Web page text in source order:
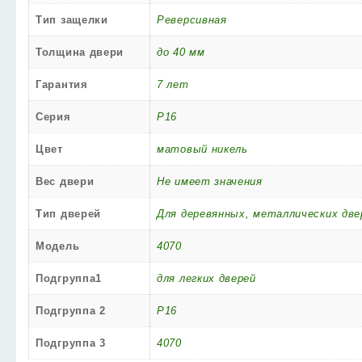
Тип защелки Реверсивная
Толщина двери до 40 мм
Гарантия 7 лет
Серия P16
Цвет матовый никель
Вес двери Не имеет значения
Тип дверей Для деревянных, металлических
Модель 4070
Подгруппа1 для легких дверей
Подгруппа 2 P16
Подгруппа 3 4070